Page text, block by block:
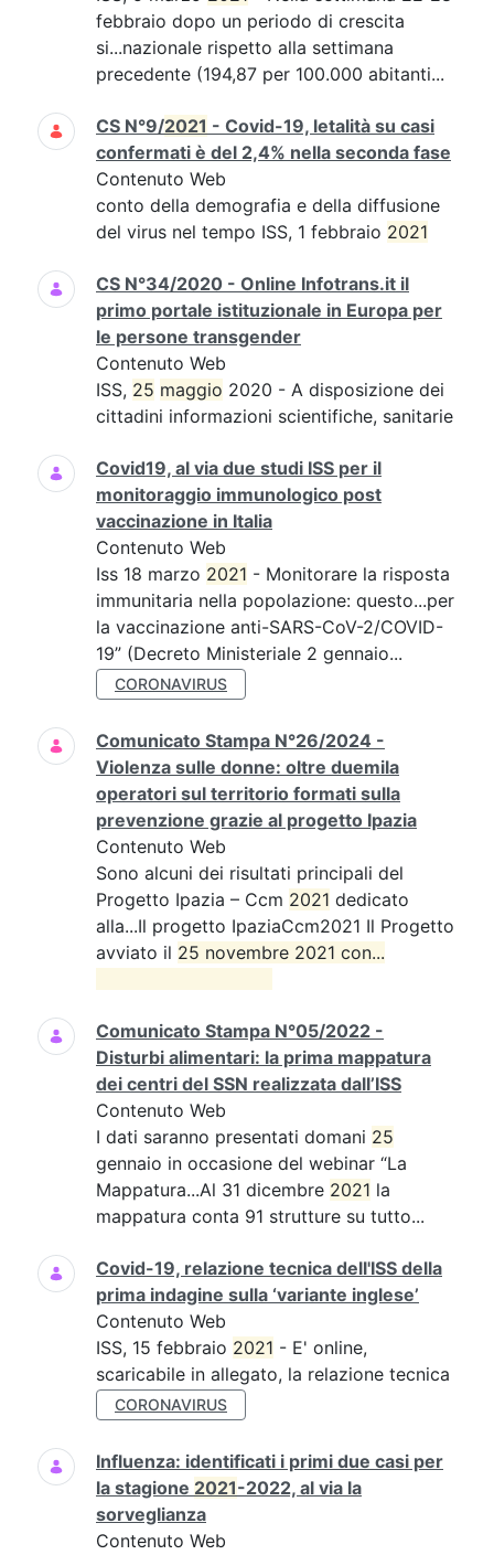
febbraio dopo un periodo di crescita
si...nazionale rispetto alla settimana
precedente (194,87 per 100.000 abitanti...
CS N°9/2021 - Covid-19, letalità su casi
confermati è del 2,4% nella seconda fase
Contenuto Web
conto della demografia e della diffusione
del virus nel tempo ISS, 1 febbraio 2021
CS N°34/2020 - Online Infotrans.it il
primo portale istituzionale in Europa per
le persone transgender
Contenuto Web
ISS, 25 maggio 2020 - A disposizione dei
cittadini informazioni scientifiche, sanitarie
Covid19, al via due studi ISS per il
monitoraggio immunologico post
vaccinazione in Italia
Contenuto Web
Iss 18 marzo 2021 - Monitorare la risposta
immunitaria nella popolazione: questo...per
la vaccinazione anti-SARS-CoV-2/COVID-
19” (Decreto Ministeriale 2 gennaio...
CORONAVIRUS
Comunicato Stampa N°26/2024 -
Violenza sulle donne: oltre duemila
operatori sul territorio formati sulla
prevenzione grazie al progetto Ipazia
Contenuto Web
Sono alcuni dei risultati principali del
Progetto Ipazia – Ccm 2021 dedicato
alla...Il progetto IpaziaCcm2021 Il Progetto
avviato il 25 novembre 2021 con...
Comunicato Stampa N°05/2022 -
Disturbi alimentari: la prima mappatura
dei centri del SSN realizzata dall’ISS
Contenuto Web
I dati saranno presentati domani 25
gennaio in occasione del webinar “La
Mappatura...Al 31 dicembre 2021 la
mappatura conta 91 strutture su tutto...
Covid-19, relazione tecnica dell'ISS della
prima indagine sulla ‘variante inglese’
Contenuto Web
ISS, 15 febbraio 2021 - E' online,
scaricabile in allegato, la relazione tecnica
CORONAVIRUS
Influenza: identificati i primi due casi per
la stagione 2021-2022, al via la
sorveglianza
Contenuto Web